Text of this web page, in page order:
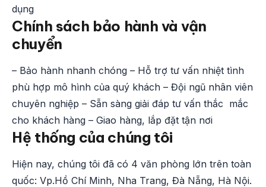
dụng
Chính sách bảo hành và vận
chuyển
– Bảo hành nhanh chóng – Hỗ trợ tư vấn nhiệt tình
phù hợp mô hình của quý khách – Đội ngũ nhân viên
chuyên nghiệp – Sẵn sàng giải đáp tư vấn thắc mắc
cho khách hàng – Giao hàng, lắp đặt tận nơi
Hệ thống của chúng tôi
Hiện nay, chúng tôi đã có 4 văn phòng lớn trên toàn
quốc: Vp.Hồ Chí Minh, Nha Trang, Đà Nẵng, Hà Nội.